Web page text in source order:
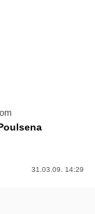
31.03.09. 14:29